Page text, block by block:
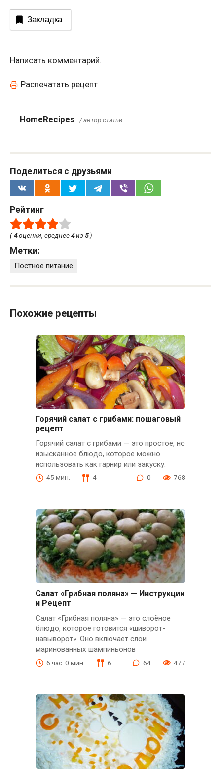
Закладка
Написать комментарий.
Распечатать рецепт
HomeRecipes / автор статьи
Поделиться с друзьями
Рейтинг
(4оценки, среднее4из 5)
Метки:
Постное питание
Похожие рецепты
Горячий салат с грибами: пошаговый
рецепт
Горячий салат с грибами — это простое, но
изысканное блюдо, которое можно
использовать как гарнир или закуску.
45 мин. 4 0 768
Салат «Грибная поляна» — Инструкции
и Рецепт
Салат «Грибная поляна» — это слоёное
блюдо, которое готовится «шиворот-
навыворот». Оно включает слои
маринованных шампиньонов
6 час. 0 мин. 6 64 477